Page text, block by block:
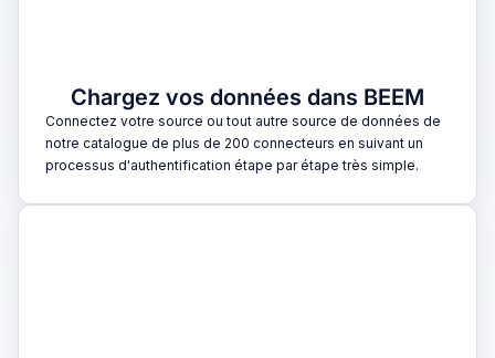
Chargez vos données dans BEEM
Connectez votre source ou tout autre source de données de
notre catalogue de plus de 200 connecteurs en suivant un
processus d'authentification étape par étape très simple.